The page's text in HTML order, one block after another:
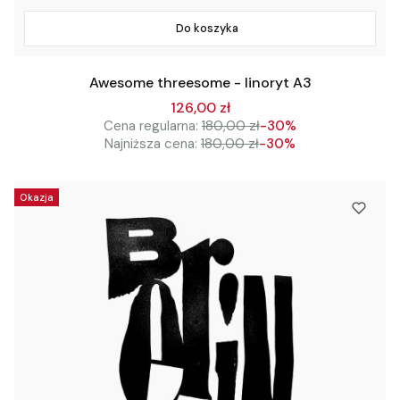
Do koszyka
Awesome threesome - linoryt A3
126,00 zł
Cena regularna: 180,00 zł-30%
Najniższa cena: 180,00 zł-30%
Okazja